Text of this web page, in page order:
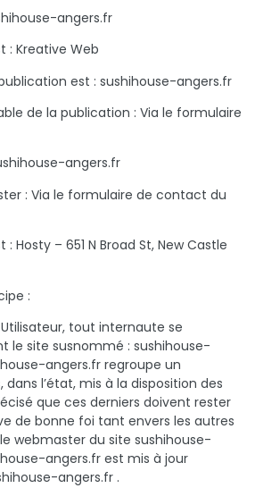
angers.fr
: Kreative Web
est : sushihouse-angers.fr
de la publication : Via le formulaire
angers.fr
: Via le formulaire de contact du
: Hosty – 651 N Broad St, New Castle
:
tout internaute se
le site susnommé : sushihouse-
angers.fr regroupe un
l’état, mis à la disposition des
que ces derniers doivent rester
de bonne foi tant envers les autres
webmaster du site sushihouse-
angers.fr est mis à jour
angers.fr .